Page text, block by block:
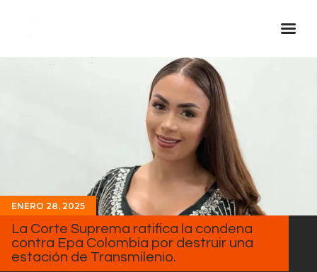
Inicio Real FM
Descarga La APP
Programas
Noticias
Equipo
Sobre Nosotros
ENERO 28, 2025
La Corte Suprema ratifica la condena
contra Epa Colombia por destruir una
estación de Transmilenio.